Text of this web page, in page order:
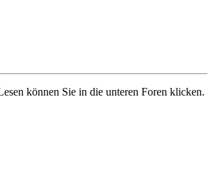
können Sie in die unteren Foren klicken.